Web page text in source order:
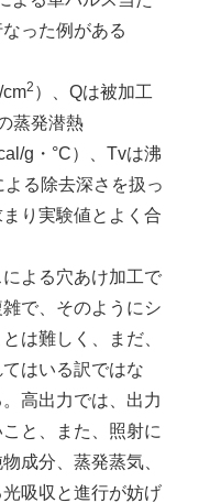
った例がある
2 ）、Qは被加工
蒸発潜熱
g・°C）、Tvは沸
る除去深さを扱っ
り実験値とよく合
よる穴あけ加工で
で、そのようにシ
は難しく、まだ、
はいる訳ではな
高出力では、出力
と、また、照射に
成分、蒸発蒸気、
吸収と進行が妨げ